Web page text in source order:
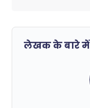
लेखक के बारे में